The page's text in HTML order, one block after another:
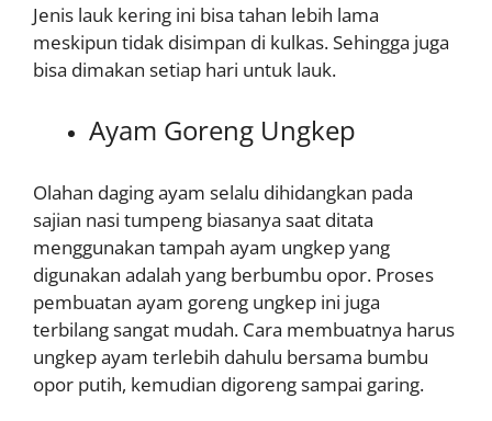
Jenis lauk kering ini bisa tahan lebih lama
meskipun tidak disimpan di kulkas. Sehingga juga
bisa dimakan setiap hari untuk lauk.
Ayam Goreng Ungkep
Olahan daging ayam selalu dihidangkan pada
sajian nasi tumpeng biasanya saat ditata
menggunakan tampah ayam ungkep yang
digunakan adalah yang berbumbu opor. Proses
pembuatan ayam goreng ungkep ini juga
terbilang sangat mudah. Cara membuatnya harus
ungkep ayam terlebih dahulu bersama bumbu
opor putih, kemudian digoreng sampai garing.